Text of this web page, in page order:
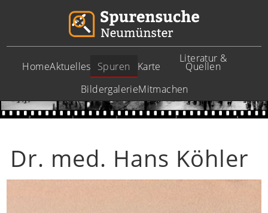
HomeAktuelles Spuren Karte
Literatur &
Quellen
BildergalerieMitmachen
Dr. med. Hans Köhler